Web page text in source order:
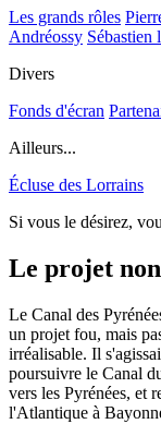
Les grands rôles
Andréossy Sébastien
Divers
Fonds d'écran
Ailleurs...
Écluse des Lorrains
Si vous le désirez,
Le projet
Le Canal des
un projet fou, mais
irréalisable. Il
poursuivre le Canal
vers les Pyrénées, et
l'Atlantique à